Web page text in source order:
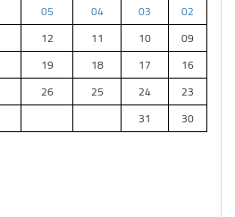
02
03
04
05
09
10
11
12
16
17
18
19
23
24
25
26
30
31